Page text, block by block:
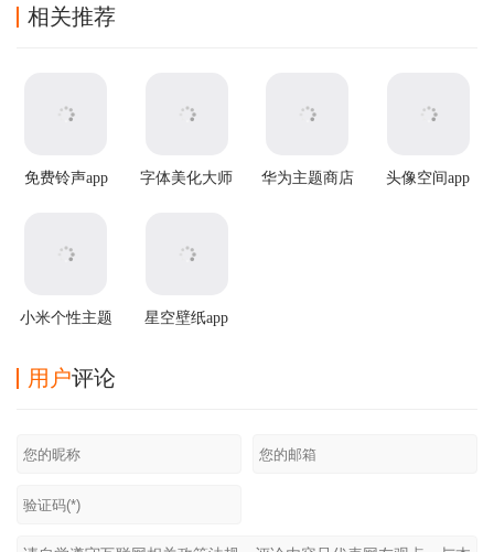
相关推荐
免费铃声app
字体美化大师
华为主题商店
头像空间app
小米个性主题
星空壁纸app
用户评论